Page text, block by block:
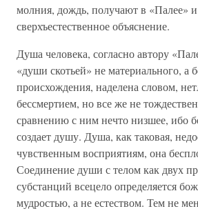
молния, дождь, получают в «Палее» и
сверхъестественное объяснение.
Душа человека, согласно автору
«души скотьей» не материального, а
происхождения, наделена словом,
бессмертием, но все же не
сравнению с ним нечто низшее, ибо
создает душу. Душа, как таковая,
чувственным восприятиям, она
Соединение души с телом как двух
субстанций всецело определяется
мудростью, а не естеством. Тем не